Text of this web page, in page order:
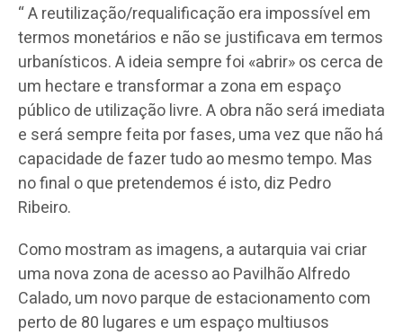
“ A reutilização/requalificação era impossível em
termos monetários e não se justificava em termos
urbanísticos. A ideia sempre foi «abrir» os cerca de
um hectare e transformar a zona em espaço
público de utilização livre. A obra não será imediata
e será sempre feita por fases, uma vez que não há
capacidade de fazer tudo ao mesmo tempo. Mas
no final o que pretendemos é isto, diz Pedro
Ribeiro.
Como mostram as imagens, a autarquia vai criar
uma nova zona de acesso ao Pavilhão Alfredo
Calado, um novo parque de estacionamento com
perto de 80 lugares e um espaço multiusos